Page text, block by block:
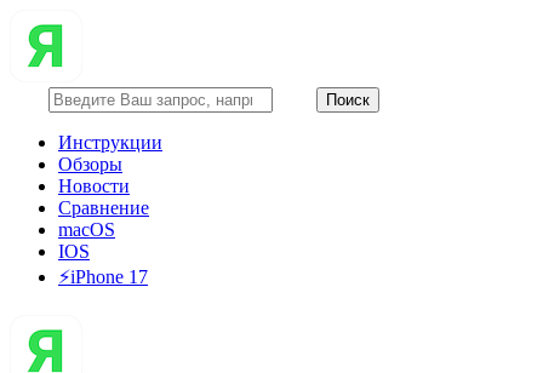
Инструкции
Обзоры
Новости
Сравнение
macOS
IOS
⚡️iPhone 17